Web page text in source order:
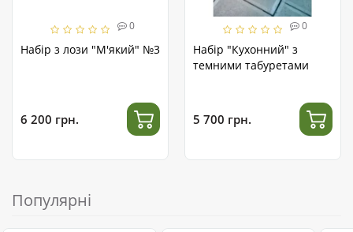
0
Набір з лози "М'який" №3
6 200 грн.
0
Набір "Кухонний" з
темними табуретами
5 700 грн.
Популярні